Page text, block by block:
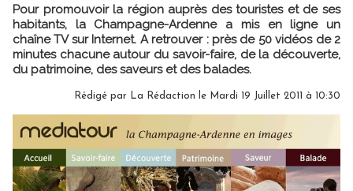
Pour promouvoir la région auprès des touristes et de ses
habitants, la Champagne-Ardenne a mis en ligne un
chaîne TV sur Internet. A retrouver : près de 50 vidéos de 2
minutes chacune autour du savoir-faire, de la découverte,
du patrimoine, des saveurs et des balades.
Rédigé par La Rédaction le Mardi 19 Juillet 2011 à 10:30